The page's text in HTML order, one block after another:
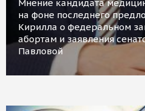
Мнение кандидата
на фоне последнего
Кирилла о федеральном
абортам и заявления
Павловой